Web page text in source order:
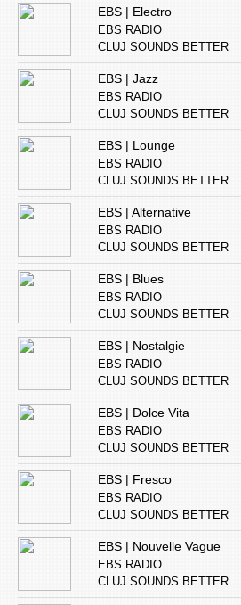
EBS | Electro
EBS RADIO
CLUJ SOUNDS BETTER
EBS | Jazz
EBS RADIO
CLUJ SOUNDS BETTER
EBS | Lounge
EBS RADIO
CLUJ SOUNDS BETTER
EBS | Alternative
EBS RADIO
CLUJ SOUNDS BETTER
EBS | Blues
EBS RADIO
CLUJ SOUNDS BETTER
EBS | Nostalgie
EBS RADIO
CLUJ SOUNDS BETTER
EBS | Dolce Vita
EBS RADIO
CLUJ SOUNDS BETTER
EBS | Fresco
EBS RADIO
CLUJ SOUNDS BETTER
EBS | Nouvelle Vague
EBS RADIO
CLUJ SOUNDS BETTER